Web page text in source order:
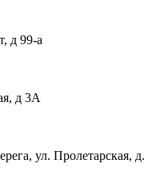
д 99-а
д 3А
ул. Пролетарская, д.